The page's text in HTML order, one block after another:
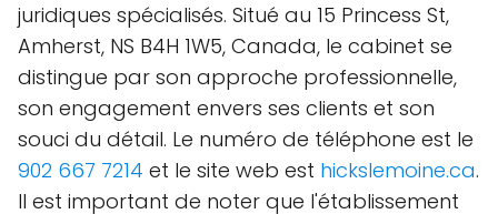
juridiques spécialisés. Situé au 15 Princess St,
Amherst, NS B4H 1W5, Canada, le cabinet se
distingue par son approche professionnelle,
son engagement envers ses clients et son
souci du détail. Le numéro de téléphone est le
902 667 7214 et le site web est hickslemoine.ca.
Il est important de noter que l'établissement